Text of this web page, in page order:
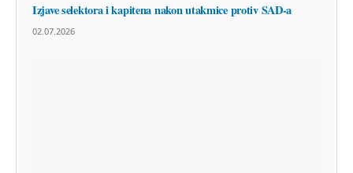
Izjave selektora i kapitena nakon utakmice protiv SAD-a
02.07.2026